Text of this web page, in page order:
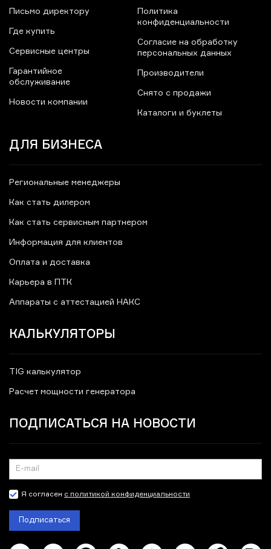
Письмо директору
Где купить
Сервисные центры
Гарантийное
обслуживание
Новости компании
Политика
конфиденциальности
Согласие на обработку
персональных данных
Производители
Снято с продажи
Каталоги и буклеты
ДЛЯ БИЗНЕСА
Региональные менеджеры
Как стать дилером
Как стать сервисным партнером
Информация для клиентов
Оплата и доставка
Карьера в ПТК
Аппараты с аттестацией НАКС
КАЛЬКУЛЯТОРЫ
TIG калькулятор
Расчет мощности генератора
ПОДПИСАТЬСЯ НА НОВОСТИ
Я согласен с политикой конфиденциальности
Подписаться